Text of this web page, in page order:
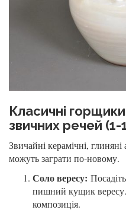
Класичні
звичних речей (1-
Звичайні керамічні,
можуть заграти по-новому.
Соло вересу:
пишний кущик вересу.
композиція.